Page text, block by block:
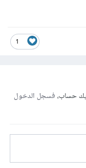
1
حساب،فسجل الدخول